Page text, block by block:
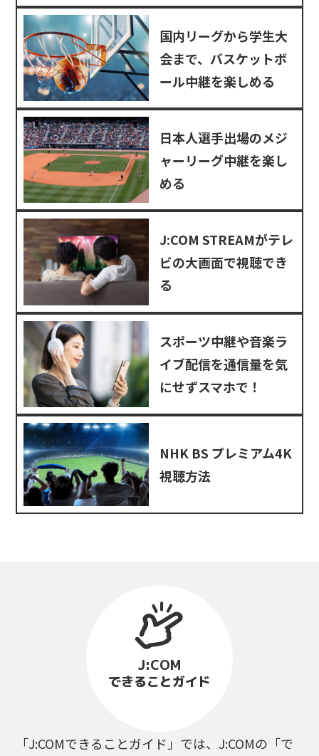
国内リーグから学生大
会まで、バスケットボ
ール中継を楽しめる
日本人選手出場のメジ
ャーリーグ中継を楽し
める
J:COM STREAMがテレ
ビの大画面で視聴でき
る
スポーツ中継や音楽ラ
イブ配信を通信量を気
にせずスマホで！
NHK BS プレミアム4K
視聴方法
J:COM
できることガイド
「J:COMできることガイド」では、J:COMの「で